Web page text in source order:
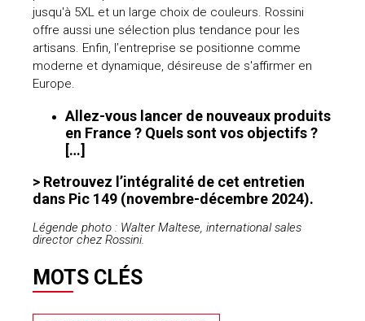
jusqu'à 5XL et un large choix de couleurs. Rossini
offre aussi une sélection plus tendance pour les
artisans. Enfin, l’entreprise se positionne comme
moderne et dynamique, désireuse de s'affirmer en
Europe.
Allez-vous lancer de nouveaux produits
en France ? Quels sont vos objectifs ?
[…]
> Retrouvez l’intégralité de cet entretien
dans Pic 149 (novembre-décembre 2024).
Légende photo : Walter Maltese, international sales
director chez Rossini.
MOTS CLÉS